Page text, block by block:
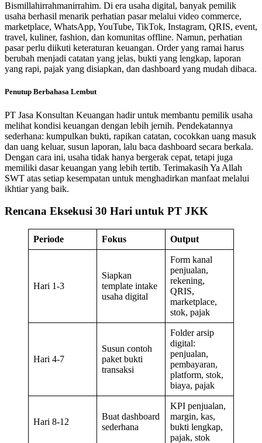
Bismillahirrahmanirrahim. Di era usaha digital, banyak pemilik
usaha berhasil menarik perhatian pasar melalui video commerce,
marketplace, WhatsApp, YouTube, TikTok, Instagram, QRIS, event,
travel, kuliner, fashion, dan komunitas offline. Namun, perhatian
pasar perlu diikuti keteraturan keuangan. Order yang ramai harus
berubah menjadi catatan yang jelas, bukti yang lengkap, laporan
yang rapi, pajak yang disiapkan, dan dashboard yang mudah dibaca.
Penutup Berbahasa Lembut
PT Jasa Konsultan Keuangan hadir untuk membantu pemilik usaha
melihat kondisi keuangan dengan lebih jernih. Pendekatannya
sederhana: kumpulkan bukti, rapikan catatan, cocokkan uang masuk
dan uang keluar, susun laporan, lalu baca dashboard secara berkala.
Dengan cara ini, usaha tidak hanya bergerak cepat, tetapi juga
memiliki dasar keuangan yang lebih tertib. Terimakasih Ya Allah
SWT atas setiap kesempatan untuk menghadirkan manfaat melalui
ikhtiar yang baik.
Rencana Eksekusi 30 Hari untuk PT JKK
Periode Fokus Output
Hari 1-3
Siapkan
template intake
usaha digital
Form kanal
penjualan,
rekening,
QRIS,
marketplace,
stok, pajak
Hari 4-7
Susun contoh
paket bukti
transaksi
Folder arsip
digital:
penjualan,
pembayaran,
platform, stok,
biaya, pajak
Hari 8-12
Buat dashboard
sederhana
KPI penjualan,
margin, kas,
bukti lengkap,
pajak, stok